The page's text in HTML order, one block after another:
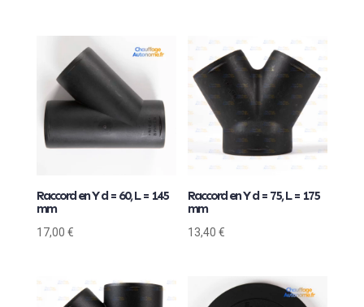
Raccord en Y d = 60, L = 145
mm
17,00 €
Raccord en Y d = 75, L = 175
mm
13,40€